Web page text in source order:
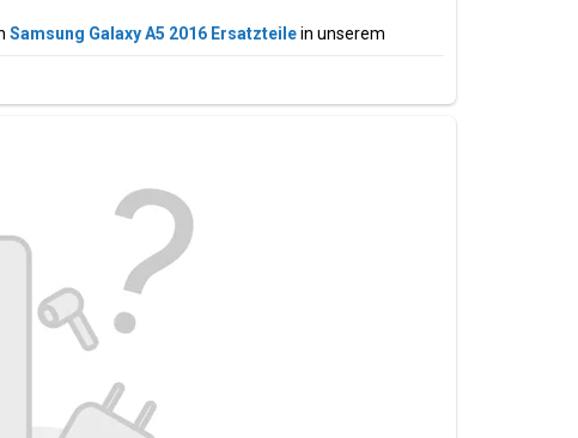
Samsung Galaxy A5 2016 Ersatzteilein unserem
Akku, Ladeanschluss USB-C-Anschluss,
Modell? Alle verfügbaren